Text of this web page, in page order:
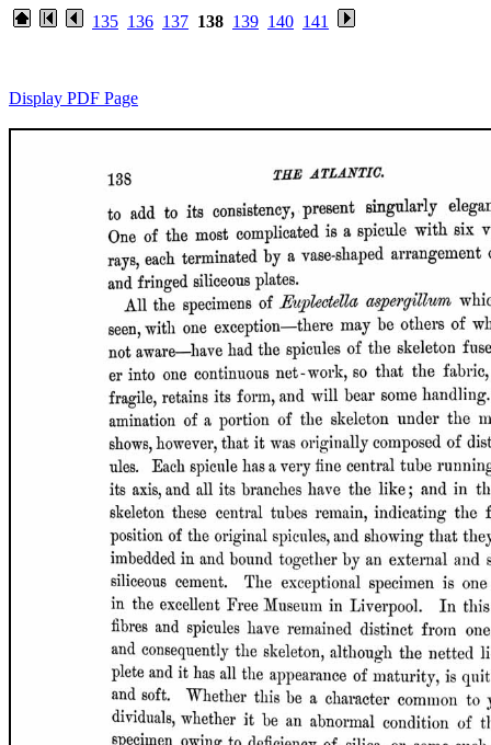
135 136 137 138 139 140 141
Display PDF Page